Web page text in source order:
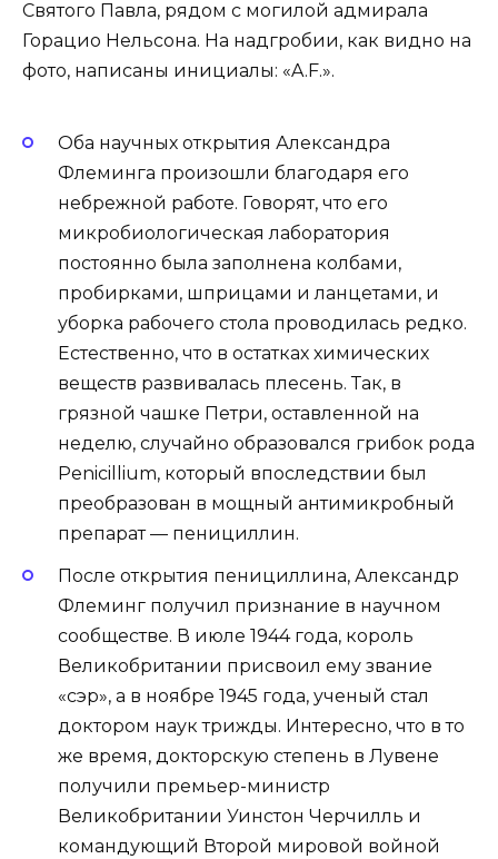
Святого Павла, рядом с могилой адмирала
Горацио Нельсона. На надгробии, как видно на
фото, написаны инициалы: «A.F.».
Оба научных открытия Александра
Флеминга произошли благодаря его
небрежной работе. Говорят, что его
микробиологическая лаборатория
постоянно была заполнена колбами,
пробирками, шприцами и ланцетами, и
уборка рабочего стола проводилась редко.
Естественно, что в остатках химических
веществ развивалась плесень. Так, в
грязной чашке Петри, оставленной на
неделю, случайно образовался грибок рода
Penicillium, который впоследствии был
преобразован в мощный антимикробный
препарат — пенициллин.
После открытия пенициллина, Александр
Флеминг получил признание в научном
сообществе. В июле 1944 года, король
Великобритании присвоил ему звание
«сэр», а в ноябре 1945 года, ученый стал
доктором наук трижды. Интересно, что в то
же время, докторскую степень в Лувене
получили премьер-министр
Великобритании Уинстон Черчилль и
командующий Второй мировой войной